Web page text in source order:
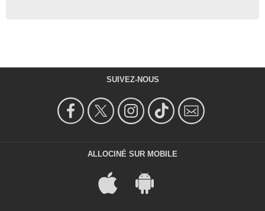
SUIVEZ-NOUS
ALLOCINÉ SUR MOBILE